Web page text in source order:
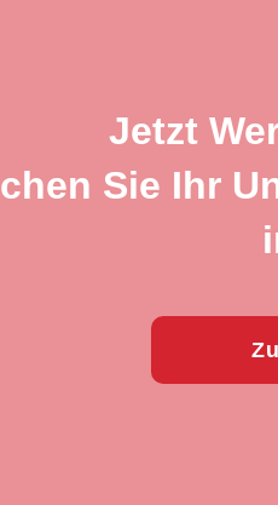
Jetzt
Sie Ihr